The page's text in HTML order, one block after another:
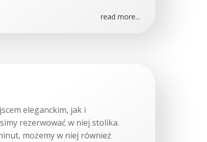
read more...
eleganckim, jak i
rezerwować w niej stolika.
możemy w niej również